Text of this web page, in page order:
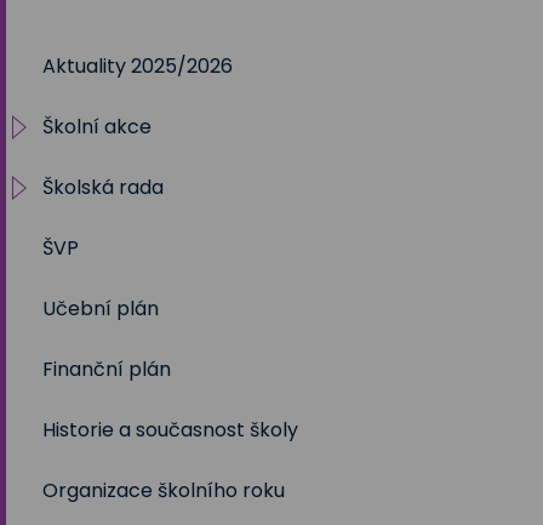
Aktuality 2025/2026
Školní akce
2025/2026
2024/2025
2023/2024
2022/2023
2021/2022
2020/2021
Školská rada
Volby 2017
Volby 2020
Volby 2023
ŠVP
Učební plán
Finanční plán
Historie a současnost školy
Organizace školního roku